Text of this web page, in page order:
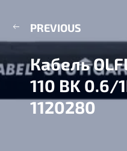
PREVIOUS
Кабель
110 BK 0.6/
1120280